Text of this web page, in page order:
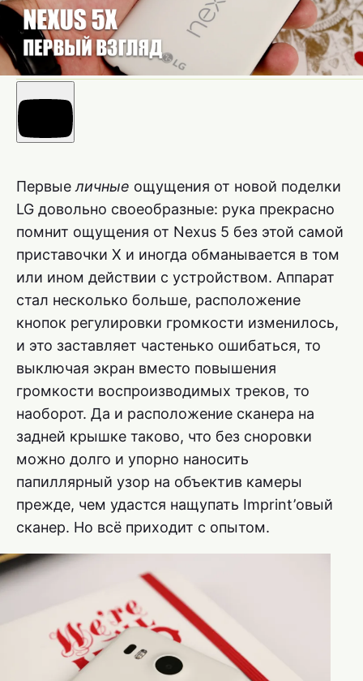
Первые личные ощущения от новой поделки
LG довольно своеобразные: рука прекрасно
помнит ощущения от Nexus 5 без этой самой
приставочки X и иногда обманывается в том
или ином действии с устройством. Аппарат
стал несколько больше, расположение
кнопок регулировки громкости изменилось,
и это заставляет частенько ошибаться, то
выключая экран вместо повышения
громкости воспроизводимых треков, то
наоборот. Да и расположение сканера на
задней крышке таково, что без сноровки
можно долго и упорно наносить
папиллярный узор на объектив камеры
прежде, чем удастся нащупать Imprint’овый
сканер. Но всё приходит с опытом.